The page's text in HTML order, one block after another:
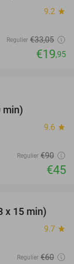
9.2 star
Regulier €33,05
€19,95
min)
9.6 star
Regulier €90
€45
35%
x 15 min)
9.7 star
Regulier €60